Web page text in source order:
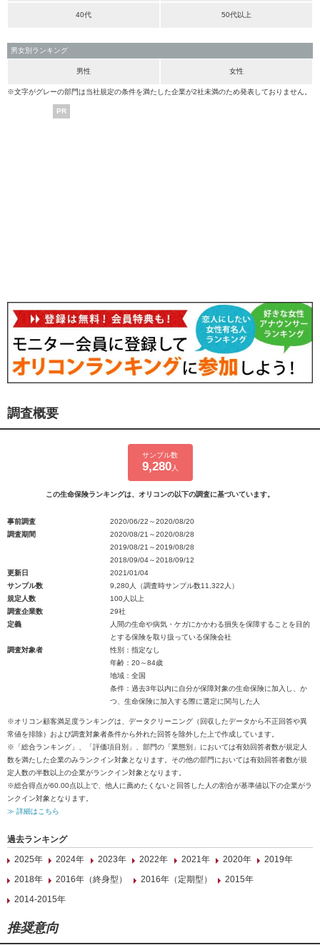
40代 50代以上
男女別ランキング
男性 女性
※文字がグレーの部門は当社規定の条件を満たした企業が2社未満のため発表しておりません。
PR
調査概要
サンプル数
9,280人
この生命保険ランキングは、オリコンの以下の調査に基づいています。
事前調査
2020/06/22～2020/08/20
調査期間
2020/08/21～2020/08/28
2019/08/21～2019/08/28
2018/09/04～2018/09/12
更新日
2021/01/04
サンプル数
9,280人（調査時サンプル数11,322人）
規定人数
100人以上
調査企業数
29社
定義
人間の生命や病気・ケガにかかわる損失を保障することを目的
とする保険を取り扱っている保険会社
調査対象者
性別：指定なし
年齢：20～84歳
地域：全国
条件：過去3年以内に自分が保障対象の生命保険に加入し、か
つ、生命保険に加入する際に選定に関与した人
※オリコン顧客満足度ランキングは、データクリーニング（回収したデータから不正回答や異
常値を排除）および調査対象者条件から外れた回答を除外した上で作成しています。
※「総合ランキング」、「評価項目別」、部門の「業態別」においては有効回答者数が規定人
数を満たした企業のみランクイン対象となります。その他の部門においては有効回答者数が規
定人数の半数以上の企業がランクイン対象となります。
※総合得点が60.00点以上で、他人に薦めたくないと回答した人の割合が基準値以下の企業がラ
ンクイン対象となります。
≫ 詳細はこちら
過去ランキング
2025年
2024年 2023年 2022年 2021年 2020年
2019年
2018年
2016年（終身型） 2016年（定期型）
2015年
2014-2015年
推奨意向